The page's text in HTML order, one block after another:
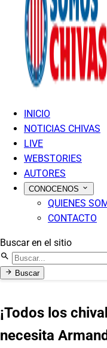
INICIO
NOTICIAS CHIVAS
LIVE
WEBSTORIES
AUTORES
CONOCENOS
QUIENES
CONTACTO
Buscar en el sitio
Buscar
¡Todos los
necesita